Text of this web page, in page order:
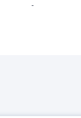
-